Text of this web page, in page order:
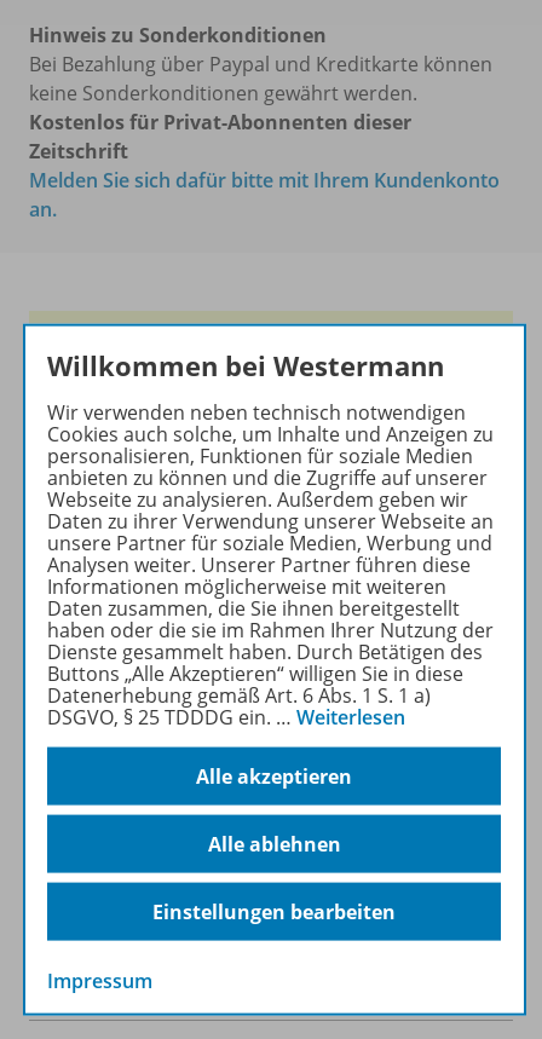
Hinweis zu Sonderkonditionen
Bei Bezahlung über Paypal und Kreditkarte können
keine Sonderkonditionen gewährt werden.
Kostenlos für Privat-Abonnenten dieser
Zeitschrift
Melden Sie sich dafür bitte mit Ihrem Kundenkonto
an.
den wissenschaftlichen
Ihr Wegweiser zu den
wichtigsten Seiten der GR:
zu den Abo-Angeboten
zum Zeitschriftenkiosk
zum Online-Archiv
Mehr zur Zeitschrift
Informationen
Beschreibung
Weitere Inhalte der Ausgabe
Willkommen bei Westermann
Wir verwenden neben technisch notwendigen
Cookies auch solche, um Inhalte und Anzeigen zu
personalisieren, Funktionen für soziale Medien
anbieten zu können und die Zugriffe auf unserer
Webseite zu analysieren. Außerdem geben wir
Daten zu ihrer Verwendung unserer Webseite an
unsere Partner für soziale Medien, Werbung und
Analysen weiter. Unserer Partner führen diese
Informationen möglicherweise mit weiteren
Daten zusammen, die Sie ihnen bereitgestellt
haben oder die sie im Rahmen Ihrer Nutzung der
Dienste gesammelt haben. Durch Betätigen des
Buttons „Alle Akzeptieren“ willigen Sie in diese
Datenerhebung gemäß Art. 6 Abs. 1 S. 1 a)
DSGVO, § 25 TDDDG ein. … Weiterlesen
Alle akzeptieren
Alle ablehnen
Einstellungen bearbeiten
Impressum